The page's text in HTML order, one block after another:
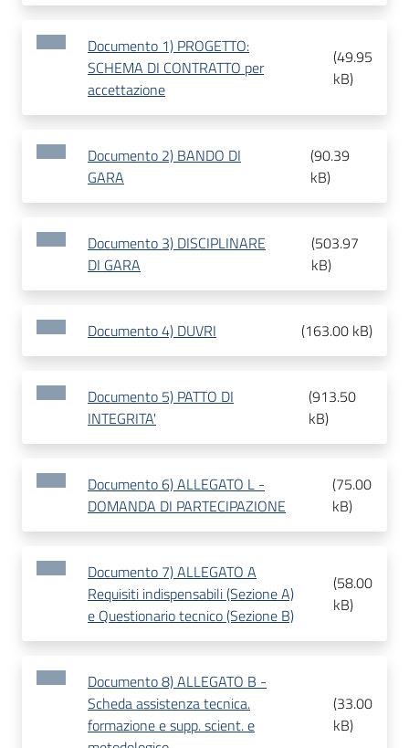
Documento 1) PROGETTO:
SCHEMA DI CONTRATTO per
accettazione
(49.95
kB)
Documento 2) BANDO DI
GARA
(90.39
kB)
Documento 3) DISCIPLINARE
DI GARA
(503.97
kB)
Documento 4) DUVRI (163.00 kB)
Documento 5) PATTO DI
INTEGRITA'
(913.50
kB)
Documento 6) ALLEGATO L -
DOMANDA DI PARTECIPAZIONE
(75.00
kB)
Documento 7) ALLEGATO A
Requisiti indispensabili (Sezione A)
e Questionario tecnico (Sezione B)
(58.00
kB)
Documento 8) ALLEGATO B -
Scheda assistenza tecnica.
formazione e supp. scient. e
(33.00
kB)